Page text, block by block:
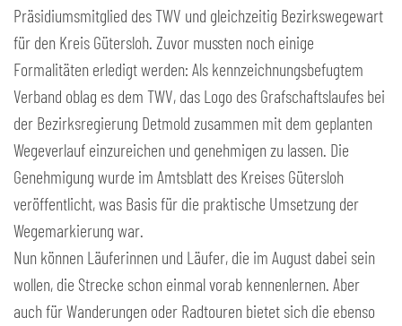
Präsidiumsmitglied des TWV und gleichzeitig Bezirkswegewart
für den Kreis Gütersloh. Zuvor mussten noch einige
Formalitäten erledigt werden: Als kennzeichnungsbefugtem
Verband oblag es dem TWV, das Logo des Grafschaftslaufes bei
der Bezirksregierung Detmold zusammen mit dem geplanten
Wegeverlauf einzureichen und genehmigen zu lassen. Die
Genehmigung wurde im Amtsblatt des Kreises Gütersloh
veröffentlicht, was Basis für die praktische Umsetzung der
Wegemarkierung war.
Nun können Läuferinnen und Läufer, die im August dabei sein
wollen, die Strecke schon einmal vorab kennenlernen. Aber
auch für Wanderungen oder Radtouren bietet sich die ebenso